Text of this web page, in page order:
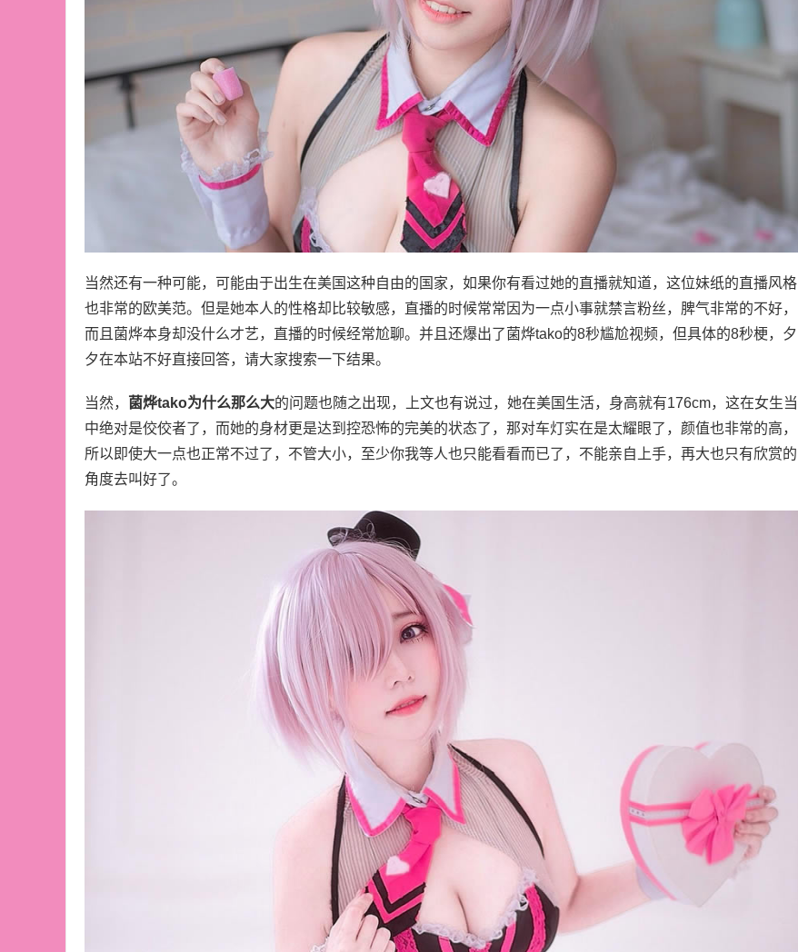
当然还有一种可能，可能由于出生在美国这种自由的国家，如果你有看过她的直播就知道，这位妹纸的直播风格
也非常的欧美范。但是她本人的性格却比较敏感，直播的时候常常因为一点小事就禁言粉丝，脾气非常的不好，
而且菌烨本身却没什么才艺，直播的时候经常尬聊。并且还爆出了菌烨tako的8秒尴尬视频，但具体的8秒梗，夕
夕在本站不好直接回答，请大家搜索一下结果。
当然， 菌烨tako为什么那么大的问题也随之出现，上文也有说过，她在美国生活，身高就有176cm，这在女生当
中绝对是佼佼者了，而她的身材更是达到控恐怖的完美的状态了，那对车灯实在是太耀眼了，颜值也非常的高，
所以即使大一点也正常不过了，不管大小，至少你我等人也只能看看而已了，不能亲自上手，再大也只有欣赏的
角度去叫好了。